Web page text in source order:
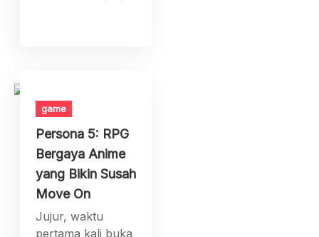
game
Persona 5: RPG
Bergaya Anime
yang Bikin Susah
Move On
Jujur, waktu
pertama kali buka